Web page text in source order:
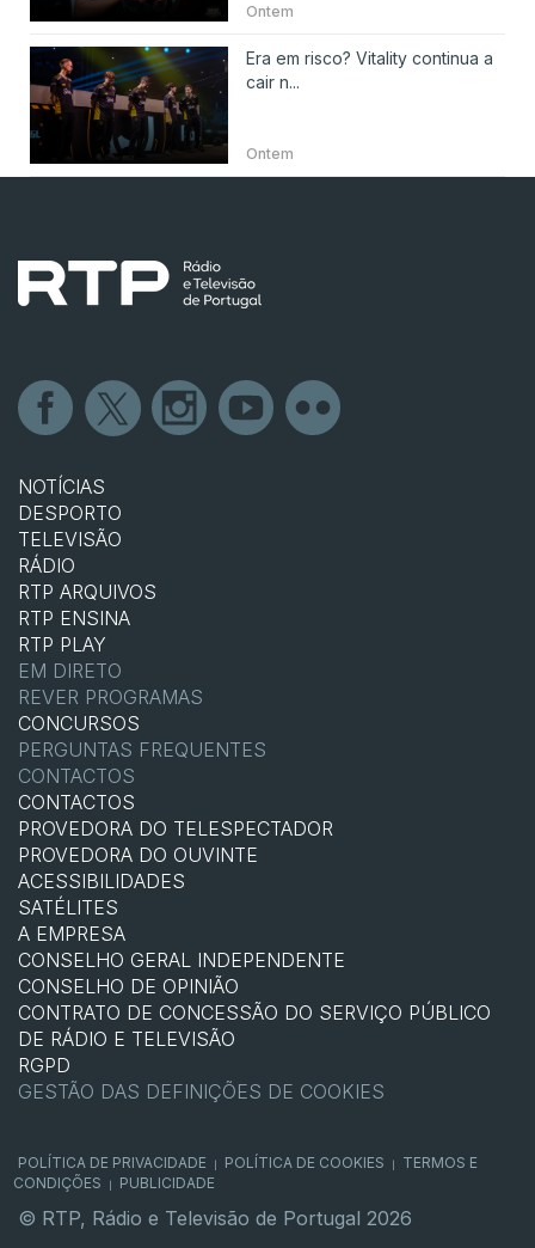
Ontem
Era em risco? Vitality continua a
cair n...
Ontem
NOTÍCIAS
DESPORTO
TELEVISÃO
RÁDIO
RTP ARQUIVOS
RTP ENSINA
RTP PLAY
EM DIRETO
REVER PROGRAMAS
CONCURSOS
PERGUNTAS FREQUENTES
CONTACTOS
CONTACTOS
PROVEDORA DO TELESPECTADOR
PROVEDORA DO OUVINTE
ACESSIBILIDADES
SATÉLITES
A EMPRESA
CONSELHO GERAL INDEPENDENTE
CONSELHO DE OPINIÃO
CONTRATO DE CONCESSÃO DO SERVIÇO PÚBLICO
DE RÁDIO E TELEVISÃO
RGPD
GESTÃO DAS DEFINIÇÕES DE COOKIES
POLÍTICA DE PRIVACIDADE POLÍTICA DE COOKIES
TERMOS E
CONDIÇÕES
PUBLICIDADE
© RTP, Rádio e Televisão de Portugal 2026